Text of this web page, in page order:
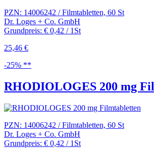
PZN: 14006242 / Filmtabletten, 60 St
Dr. Loges + Co. GmbH
Grundpreis: € 0,42 / 1St
25,46 €
-25% **
RHODIOLOGES 200 mg
PZN: 14006242 / Filmtabletten, 60 St
Dr. Loges + Co. GmbH
Grundpreis: € 0,42 / 1St